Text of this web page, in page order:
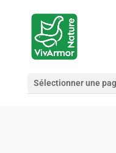
Sélectionner une